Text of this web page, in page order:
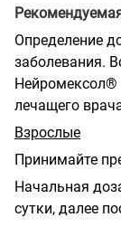
Определение
заболевания.
Нейромексол®
лечащего
Взрослые
Принимайте
Начальная
сутки, далее